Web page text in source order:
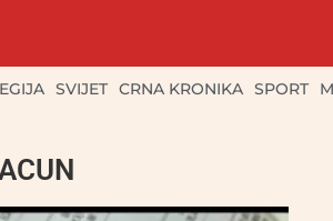
SVIJET CRNA KRONIKA SPORT